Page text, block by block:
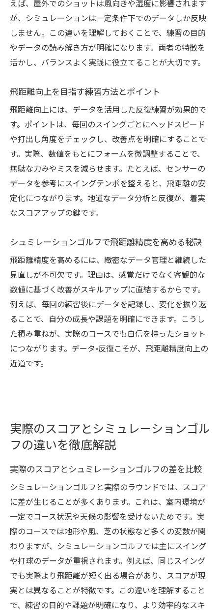
えば、屋外でのショットは風向きや湿度に影響されます
が、シミュレーションは一定条件下でのデータしか反映
しません。この違いを理解しておくことで、練習の目的
やデータの読み解き方が明確になります。両者の特徴を
活かし、バランスよく実践に役立てることが大切です。
飛距離向上を目指す練習方法とポイント
飛距離向上には、データを活用した反復練習が効果的で
す。ポイントは、毎回のスイングごとにヘッドスピード
や打出し角度をチェックし、改善点を明確にすることで
す。実際、数値をもとにフォームを微調整することで、
無駄な力みやミスを減らせます。たとえば、センサーの
データを参考にスイングテンポを整えると、飛距離の安
定化につながります。地道なデータ分析と反復が、着実
なスコアアップの鍵です。
シュミレーションゴルフで飛距離精度を高める秘訣
飛距離精度を高めるには、緻密なデータ管理と継続した
見直しが不可欠です。理由は、感覚だけでなく客観的な
数値に基づく改善がスキルアップに直結するからです。
例えば、毎回の練習後にデータを記録し、変化を振り返
ることで、自分の成長や課題を明確にできます。こうし
た積み重ねが、実際のコースでも自信を持ったショット
につながります。データ×反復こそが、飛距離精度向上の
近道です。
実際のスコアとシミュレーションゴル
フの違いを徹底解説
実際のスコアとシュミレーションゴルフの差を比較
シミュレーションゴルフと実際のラウンドでは、スコア
に差が生じることが多くあります。これは、室内環境が
一定でコース状況や天候の影響を受けないためです。実
際のコースでは地形や風、芝の状態など多くの変数が関
わりますが、シミュレーションゴルフでは主にスイング
や打球のデータが重視されます。例えば、同じスイング
でも実際より飛距離が短く出る場合があり、スコアが現
実とは異なることが特徴です。この違いを理解すること
で、練習の目的や課題が明確になり、より効率的なスキ